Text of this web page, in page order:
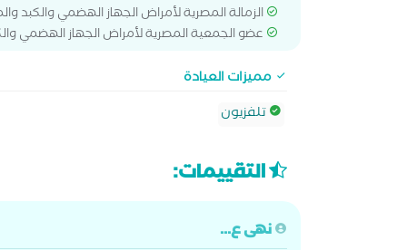
الزمالة المصرية لأمراض الجهاز الهضمي والكبد
عضو الجمعية المصرية لأمراض الجهاز الهضمي
مميزات العيادة
تلفزيون
التقييمات:
نهى ع...